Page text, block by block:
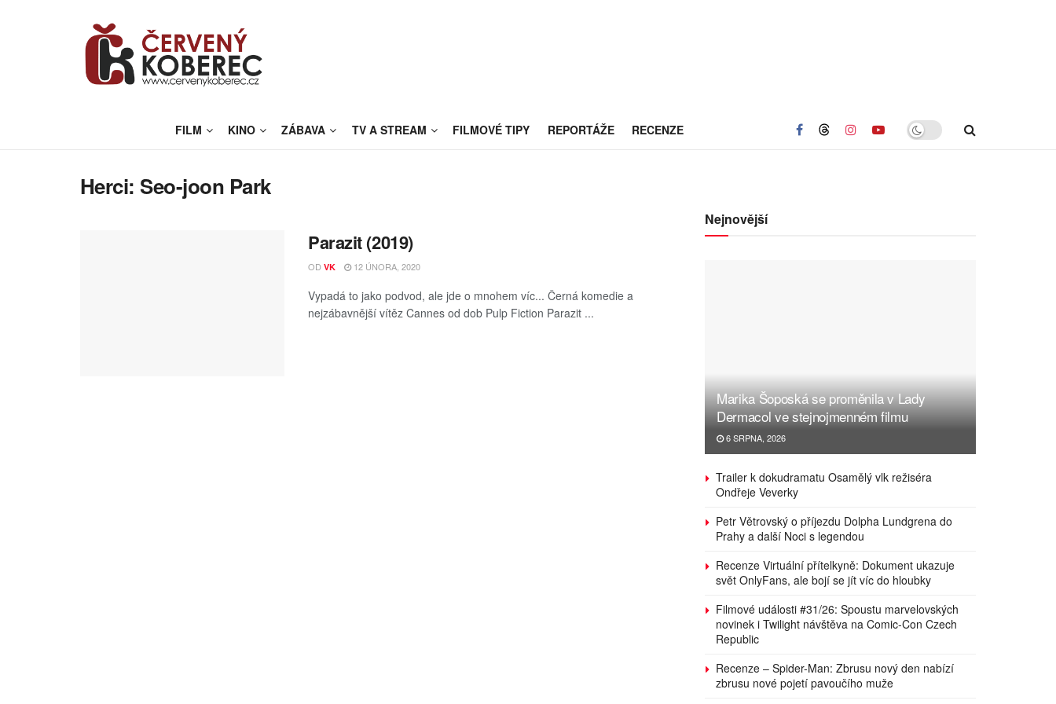
FILM KINO ZÁBAVA TV A STREAM FILMOVÉ TIPY REPORTÁŽE RECENZE
Herci: Seo-joon Park
Parazit (2019)
OD VK 12 ÚNORA, 2020
Vypadá to jako podvod, ale jde o mnohem víc... Černá komedie a
nejzábavnější vítěz Cannes od dob Pulp Fiction Parazit ...
Nejnovější
Marika Šoposká se proměnila v Lady
Dermacol ve stejnojmenném filmu
6 SRPNA, 2026
Trailer k dokudramatu Osamělý vlk režiséra
Ondřeje Veverky
Petr Větrovský o příjezdu Dolpha Lundgrena do
Prahy a další Noci s legendou
Recenze Virtuální přítelkyně: Dokument ukazuje
svět OnlyFans, ale bojí se jít víc do hloubky
Filmové události #31/26: Spoustu marvelovských
novinek i Twilight návštěva na Comic-Con Czech
Republic
Recenze – Spider-Man: Zbrusu nový den nabízí
zbrusu nové pojetí pavoučího muže